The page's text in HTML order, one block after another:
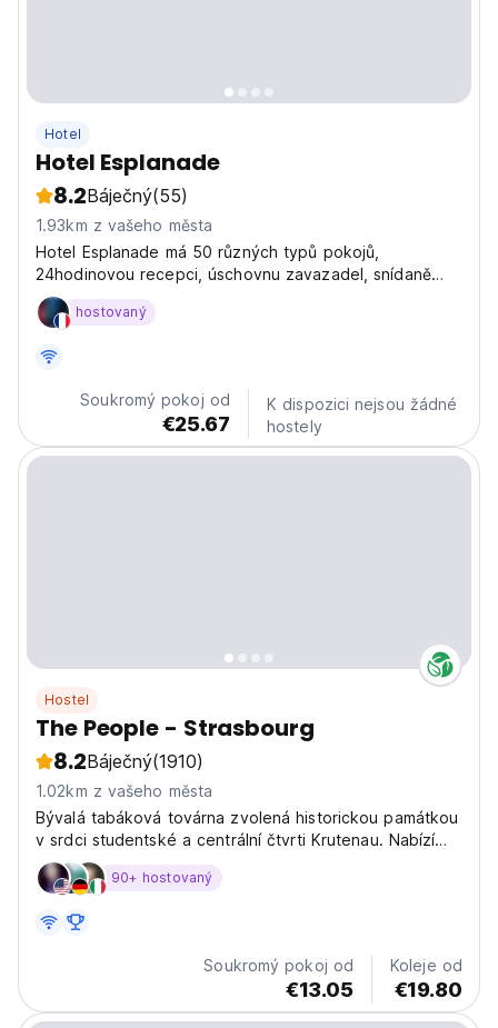
Hotel
Hotel Esplanade
8.2Báječný(55)
1.93km z vašeho města
Hotel Esplanade má 50 různých typů pokojů,
24hodinovou recepci, úschovnu zavazadel, snídaně
formou bufetu (za příplatek) a bezplatné Wi-Fi
připojení.hostovaný
Soukromý pokoj od
€25.67
K dispozici nejsou žádné
hostely
Hostel
The People - Strasbourg
8.2Báječný(1910)
1.02km z vašeho města
Bývalá tabáková továrna zvolená historickou památkou
v srdci studentské a centrální čtvrti Krutenau. Nabízí
bar a sdílený lounge.
90+ hostovaný
Soukromý pokoj od
€13.05
Koleje od
€19.80